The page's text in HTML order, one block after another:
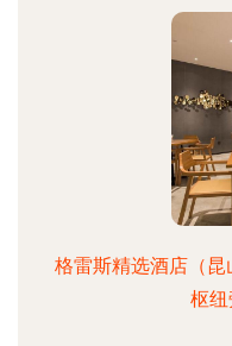
格雷斯精选酒店（
枢